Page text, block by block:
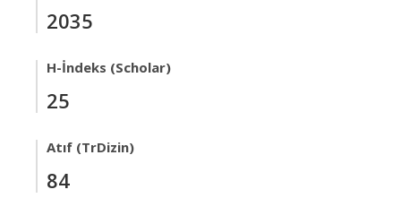
2035
H-İndeks (Scholar)
25
Atıf (TrDizin)
84